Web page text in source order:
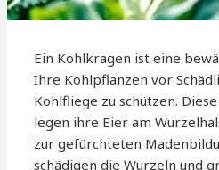
Ein Kohlkragen ist eine
Ihre Kohlpflanzen vor
Kohlfliege zu schützen.
legen ihre Eier am
zur gefürchteten
schädigen die Wurzeln und